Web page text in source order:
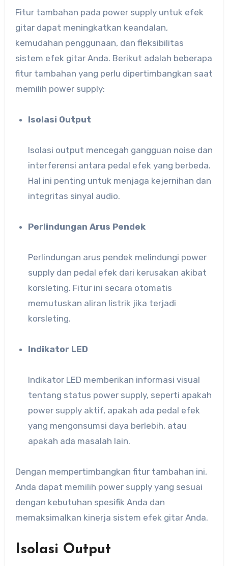
Fitur tambahan pada power supply untuk efek
gitar dapat meningkatkan keandalan,
kemudahan penggunaan, dan fleksibilitas
sistem efek gitar Anda. Berikut adalah beberapa
fitur tambahan yang perlu dipertimbangkan saat
memilih power supply:
Isolasi Output
Isolasi output mencegah gangguan noise dan
interferensi antara pedal efek yang berbeda.
Hal ini penting untuk menjaga kejernihan dan
integritas sinyal audio.
Perlindungan Arus Pendek
Perlindungan arus pendek melindungi power
supply dan pedal efek dari kerusakan akibat
korsleting. Fitur ini secara otomatis
memutuskan aliran listrik jika terjadi
korsleting.
Indikator LED
Indikator LED memberikan informasi visual
tentang status power supply, seperti apakah
power supply aktif, apakah ada pedal efek
yang mengonsumsi daya berlebih, atau
apakah ada masalah lain.
Dengan mempertimbangkan fitur tambahan ini,
Anda dapat memilih power supply yang sesuai
dengan kebutuhan spesifik Anda dan
memaksimalkan kinerja sistem efek gitar Anda.
Isolasi Output